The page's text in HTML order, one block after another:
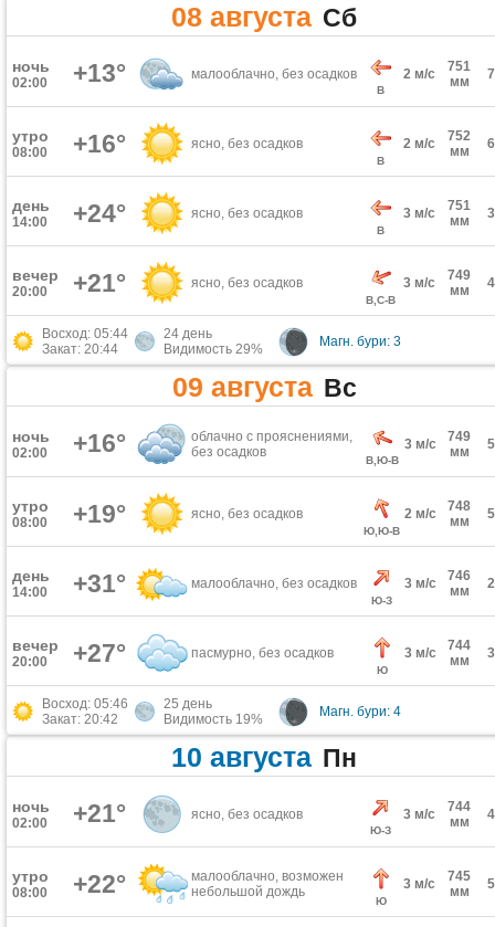
08 августа Сб
ночь
02:00 +13° малооблачно, без осадков
В
2 м/с
751
мм
утро
08:00 +16° ясно, без осадков
В
2 м/с
752
мм
день
14:00 +24° ясно, без осадков
В
3 м/с
751
мм
вечер
20:00 +21° ясно, без осадков
В,С-В
3 м/с
749
мм
Восход: 05:44
Закат: 20:44
24 день
Видимость 29%
Магн. бури: 3
09 августа Вс
ночь
02:00 +16°
облачно с прояснениями,
без осадков
В,Ю-В
3 м/с
749
мм
утро
08:00 +19° ясно, без осадков
Ю,Ю-В
2 м/с
748
мм
день
14:00 +31° малооблачно, без осадков
Ю-З
3 м/с
746
мм
вечер
20:00 +27° пасмурно, без осадков
Ю
3 м/с
744
мм
Восход: 05:46
Закат: 20:42
25 день
Видимость 19%
Магн. бури: 4
10 августа Пн
ночь
02:00 +21° ясно, без осадков
Ю-З
3 м/с
744
мм
утро
08:00 +22°
малооблачно, возможен
небольшой дождь
Ю
3 м/с
745
мм